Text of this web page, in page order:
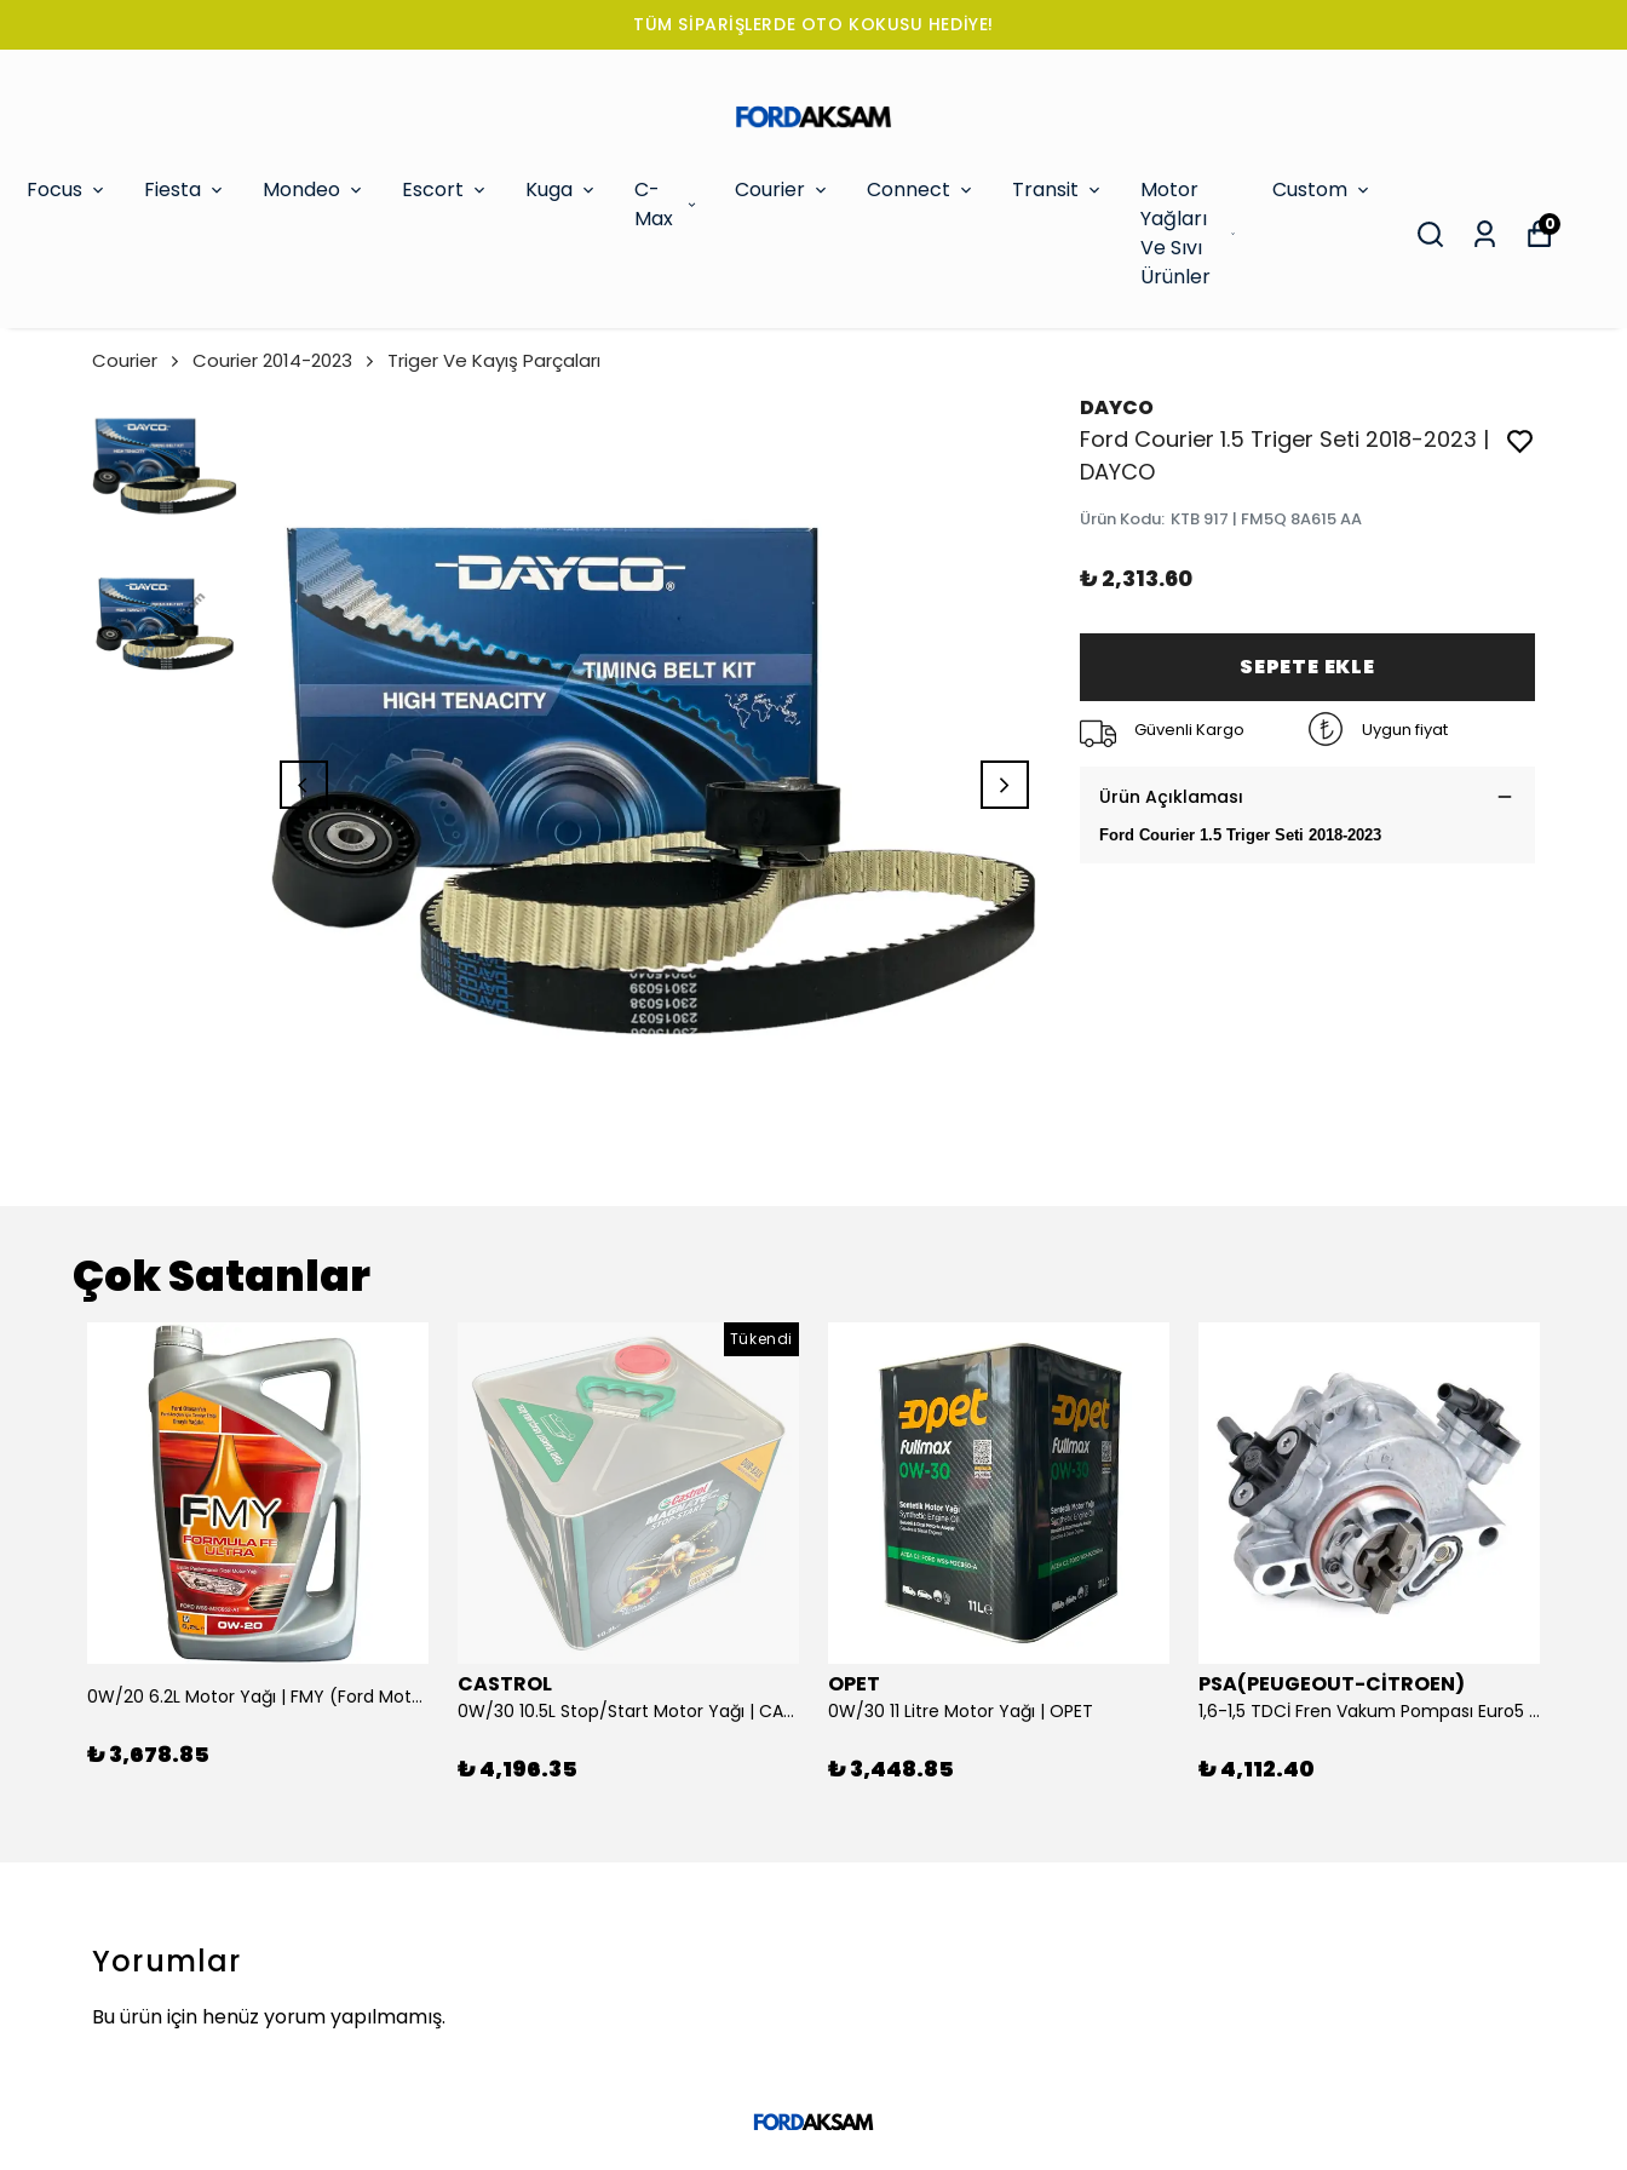
TÜM SİPARİŞLERDE OTO KOKUSU HEDİYE!
Focus Fiesta Mondeo Escort Kuga
C-
Max
Courier Connect Transit
Motor
Yağları
Ve Sıvı
Ürünler
Custom
0
Courier Courier 2014-2023 Triger Ve Kayış Parçaları
DAYCO
Ford Courier 1.5 Triger Seti 2018-2023 |
DAYCO
Ürün Kodu: KTB 917 | FM5Q 8A615 AA
₺ 2,313.60
SEPETE EKLE
Güvenli Kargo Uygun fiyat
Ürün Açıklaması
Ford Courier 1.5 Triger Seti 2018-2023
Çok Satanlar
0W/20 6.2L Motor Yağı | FMY (Ford Motor Yağları)
₺ 3,678.85
Tükendi
CASTROL
0W/30 10.5L Stop/Start Motor Yağı | CASTROL
₺ 4,196.35
OPET
0W/30 11 Litre Motor Yağı | OPET
₺ 3,448.85
PSA(PEUGEOUT-CİTROEN)
1,6-1,5 TDCİ Fren Vakum Pompası Euro5 2013-2018 | ORİJİNAL
₺ 4,112.40
Yorumlar
Bu ürün için henüz yorum yapılmamış.